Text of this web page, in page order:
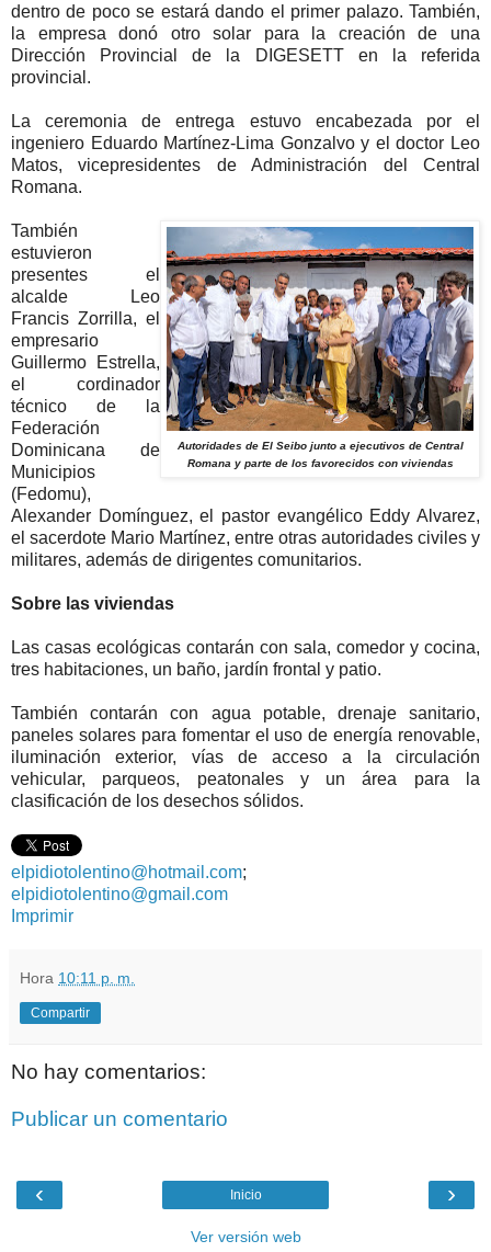
dentro de poco se estará dando el primer palazo. También,
la empresa donó otro solar para la creación de una
Dirección Provincial de la DIGESETT en la referida
provincial.
La ceremonia de entrega estuvo encabezada por el
ingeniero Eduardo Martínez-Lima Gonzalvo y el doctor Leo
Matos, vicepresidentes de Administración del Central
Romana.
Autoridades de El Seibo junto a ejecutivos de Central
Romana y parte de los favorecidos con viviendas
También
estuvieron
presentes el
alcalde Leo
Francis Zorrilla, el
empresario
Guillermo Estrella,
el cordinador
técnico de la
Federación
Dominicana de
Municipios
(Fedomu),
Alexander Domínguez, el pastor evangélico Eddy Alvarez,
el sacerdote Mario Martínez, entre otras autoridades civiles y
militares, además de dirigentes comunitarios.
Sobre las viviendas
Las casas ecológicas contarán con sala, comedor y cocina,
tres habitaciones, un baño, jardín frontal y patio.
También contarán con agua potable, drenaje sanitario,
paneles solares para fomentar el uso de energía renovable,
iluminación exterior, vías de acceso a la circulación
vehicular, parqueos, peatonales y un área para la
clasificación de los desechos sólidos.
elpidiotolentino@hotmail.com;
elpidiotolentino@gmail.com
Imprimir
Hora 10:11 p. m.
Compartir
No hay comentarios:
Publicar un comentario
‹ ›
Inicio
Ver versión web